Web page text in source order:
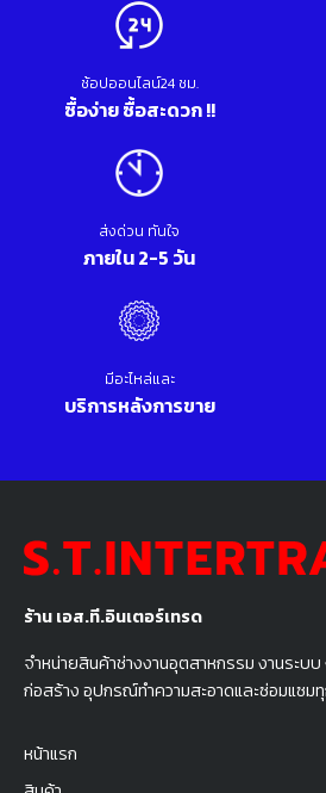
ร้าน เอส.ที.อินเตอร์เทรด
จำหน่ายสินค้าช่างงานอุตสาหกรรม งานระบ
ก่อสร้าง อุปกรณ์ทำความสะอาดและซ่อมแซม
หน้าแรก
ช้อปออนไลน์24 ชม.
ซื้อง่าย ซื้อสะดวก !!
ส่งด่วน ทันใจ
ภายใน 2-5 วัน
มีอะไหล่และ
บริการหลังการขาย